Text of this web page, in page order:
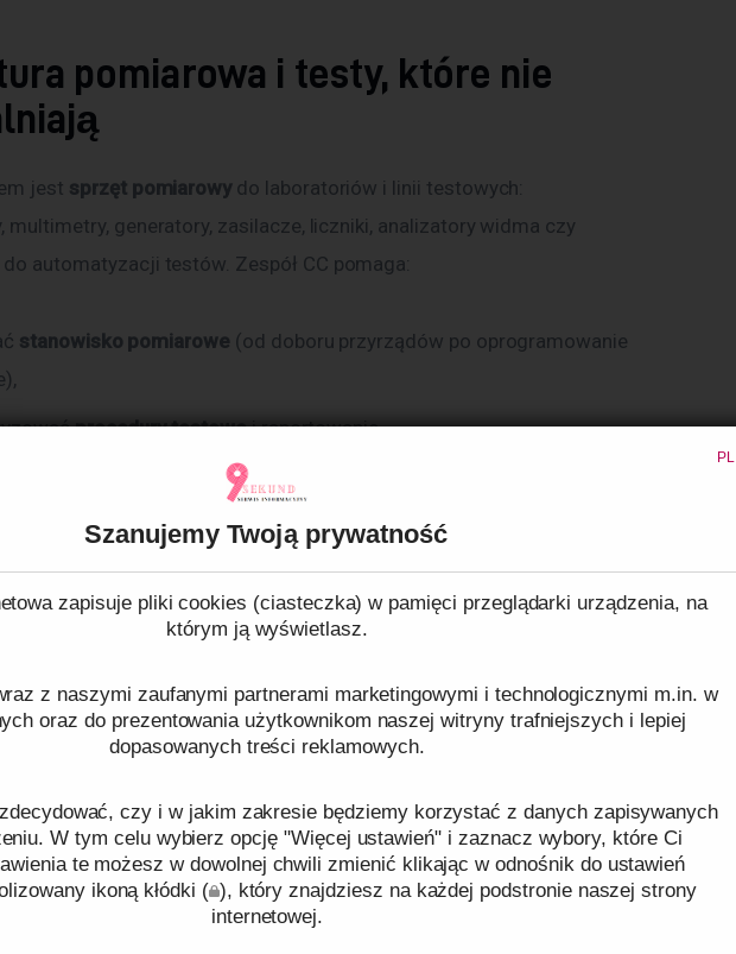
PL
Szanujemy Twoją prywatność
zapisuje pliki cookies (ciasteczka) w pamięci przeglądarki urządzenia, na
którym ją wyświetlasz.
z naszymi zaufanymi partnerami marketingowymi i technologicznymi m.in. w
oraz do prezentowania użytkownikom naszej witryny trafniejszych i lepiej
dopasowanych treści reklamowych.
czy i w jakim zakresie będziemy korzystać z danych zapisywanych
W tym celu wybierz opcję "Więcej ustawień" i zaznacz wybory, które Ci
te możesz w dowolnej chwili zmienić klikając w odnośnik do ustawień
ikoną kłódki ( ), który znajdziesz na każdej podstronie naszej strony
internetowej.
pomiarowa i testy, które nie
jest sprzęt pomiarowy do laboratoriów i linii testowych:
multimetry, generatory, zasilacze, liczniki, analizatory widma czy
automatyzacji testów. Zespół CC pomaga:
stanowisko pomiarowe (od doboru przyrządów po oprogramowanie
procedury testowei raportowanie,
testy produkcyjne(skrócenie czasu T&E, mniej odrzuceń
elektroniczne – od selekcji
dostaw
się mikrokontrolery, moduły komunikacyjne, pamięci, zasilanie,
elementy kluczowe dla niezawodnego projektu. Computer Controls
(druga dostawa, plan awaryjny na EOL),
BOM i prognozowanie popytu,